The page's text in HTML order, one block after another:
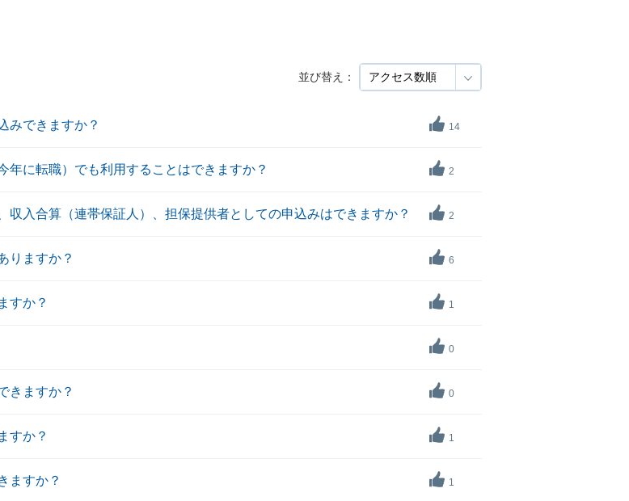
並び替え：
みできますか？ 14
年に転職）でも利用することはできますか？ 2
収入合算（連帯保証人）、担保提供者としての申込みはできますか？ 2
りますか？ 6
すか？ 1
0
きますか？ 0
すか？ 1
ますか？ 1